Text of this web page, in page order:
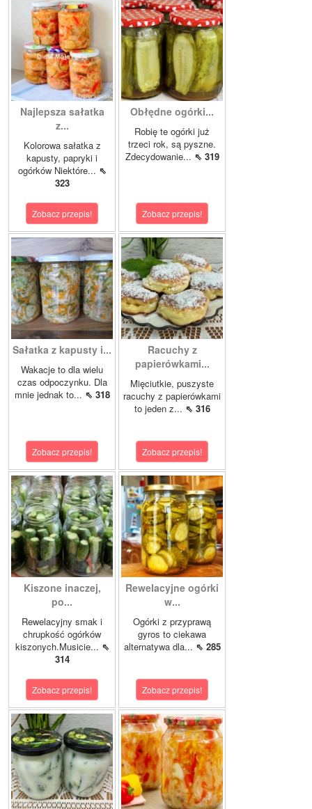
Najlepsza sałatka
z...
Kolorowa sałatka z
kapusty, papryki i
ogórków Niektóre... ⇖
323
Zobacz przepis!
Obłędne ogórki...
Robię te ogórki już
trzeci rok, są pyszne.
Zdecydowanie... ⇖ 319
Zobacz przepis!
Sałatka z kapusty i...
Wakacje to dla wielu
czas odpoczynku. Dla
mnie jednak to... ⇖ 318
Zobacz przepis!
Racuchy z
papierówkami...
Mięciutkie, puszyste
racuchy z papierówkami
to jeden z... ⇖ 316
Zobacz przepis!
Kiszone inaczej,
po...
Rewelacyjny smak i
chrupkość ogórków
kiszonych.Musicie... ⇖
314
Zobacz przepis!
Rewelacyjne ogórki
w...
Ogórki z przyprawą
gyros to ciekawa
alternatywa dla... ⇖ 285
Zobacz przepis!